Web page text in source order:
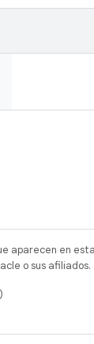
aparecen en
o sus afiliados.